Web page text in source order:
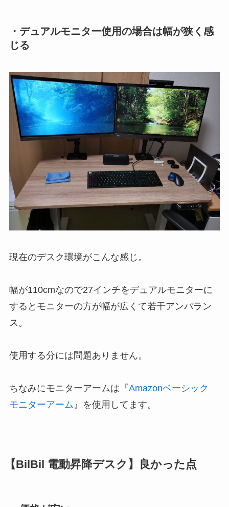
・デュアルモニター使用の場合は幅が狭く感
じる
現在のデスク環境がこんな感じ。
幅が110cmなので27インチをデュアルモニターに
するとモニターの方が幅が広くて若干アンバラン
ス。
使用する分には問題ありません。
ちなみにモニターアームは『Amazonベーシック
モニターアーム 』を使用してます。
【BilBil 電動昇降デスク】良かった点